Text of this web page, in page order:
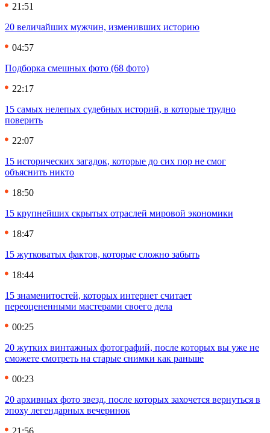
21:51
20 величайших мужчин, изменивших историю
04:57
Подборка смешных фото (68 фото)
22:17
15 самых нелепых судебных историй, в которые трудно
поверить
22:07
15 исторических загадок, которые до сих пор не смог
объяснить никто
18:50
15 крупнейших скрытых отраслей мировой экономики
18:47
15 жутковатых фактов, которые сложно забыть
18:44
15 знаменитостей, которых интернет считает
переоцененными мастерами своего дела
00:25
20 жутких винтажных фотографий, после которых вы уже не
сможете смотреть на старые снимки как раньше
00:23
20 архивных фото звезд, после которых захочется вернуться в
эпоху легендарных вечеринок
21:56